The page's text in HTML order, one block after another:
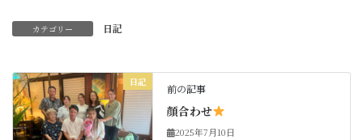
カテゴリー 日記
日記
前の記事
顔合わせ
2025年7月10日